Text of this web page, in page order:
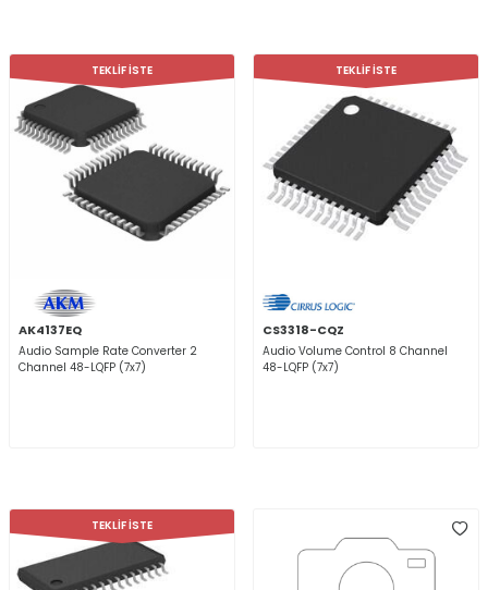
TEKLİF İSTE
AK4137EQ
Audio Sample Rate Converter 2
Channel 48-LQFP (7x7)
TEKLİF İSTE
CS3318-CQZ
Audio Volume Control 8 Channel
48-LQFP (7x7)
TEKLİF İSTE